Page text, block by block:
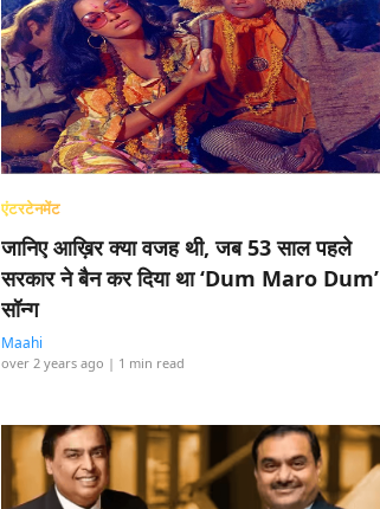
एंटरटेनमेंट
जानिए आख़िर क्या वजह थी, जब 53 साल पहले
सरकार ने बैन कर दिया था ‘Dum Maro Dum’
सॉन्ग
Maahi
over 2 years ago | 1 min read